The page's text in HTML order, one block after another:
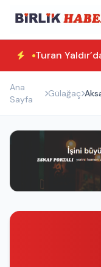
Turan
Ana
Sayfa
Gülağaç